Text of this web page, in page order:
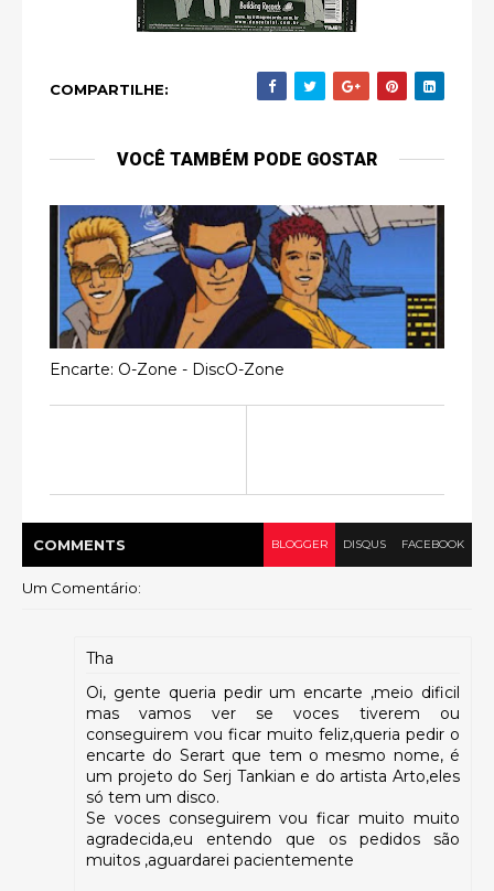
COMPARTILHE:
VOCÊ TAMBÉM PODE GOSTAR
Encarte: O-Zone - DiscO-Zone
COMMENTS BLOGGER DISQUS FACEBOOK
Um Comentário:
Tha
Oi, gente queria pedir um encarte ,meio dificil
mas vamos ver se voces tiverem ou
conseguirem vou ficar muito feliz,queria pedir o
encarte do Serart que tem o mesmo nome, é
um projeto do Serj Tankian e do artista Arto,eles
só tem um disco.
Se voces conseguirem vou ficar muito muito
agradecida,eu entendo que os pedidos são
muitos ,aguardarei pacientemente